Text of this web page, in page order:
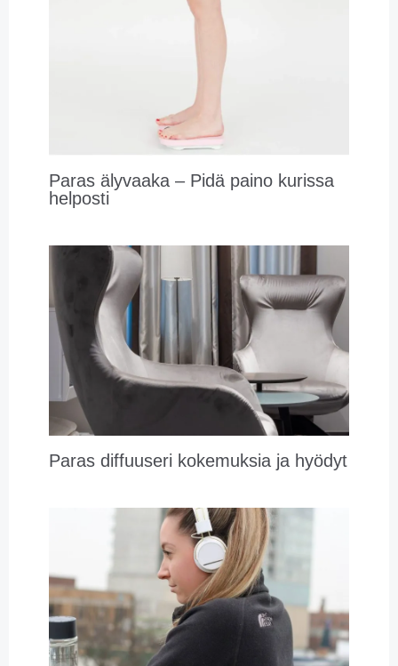
Paras älyvaaka – Pidä paino kurissa
helposti
Paras diffuuseri kokemuksia ja hyödyt